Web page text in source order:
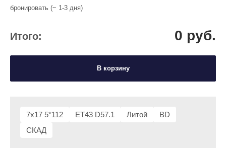
7x17 5*112 ET43 D57.1 Литой
BD
СКАД
бронировать (~ 1-3 дня)
Итого: 0 руб.
В корзину